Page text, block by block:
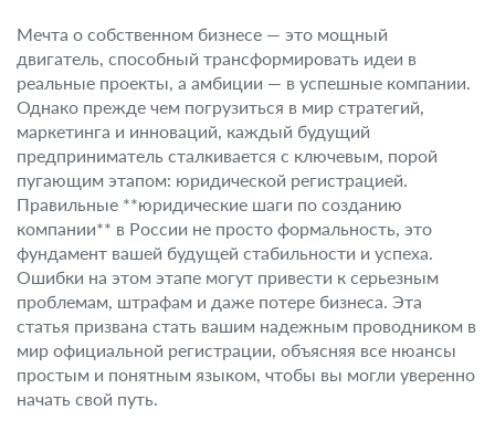
Мечта о собственном бизнесе — это мощный
двигатель, способный трансформировать идеи в
реальные проекты, а амбиции — в успешные компании.
Однако прежде чем погрузиться в мир стратегий,
маркетинга и инноваций, каждый будущий
предприниматель сталкивается с ключевым, порой
пугающим этапом: юридической регистрацией.
Правильные **юридические шаги по созданию
компании** в России не просто формальность, это
фундамент вашей будущей стабильности и успеха.
Ошибки на этом этапе могут привести к серьезным
проблемам, штрафам и даже потере бизнеса. Эта
статья призвана стать вашим надежным проводником в
мир официальной регистрации, объясняя все нюансы
простым и понятным языком, чтобы вы могли уверенно
начать свой путь.